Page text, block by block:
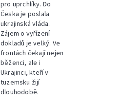
pro uprchlíky. Do
Česka je poslala
ukrajinská vláda.
Zájem o vyřízení
dokladů je velký. Ve
frontách čekají nejen
běženci, ale i
Ukrajinci, kteří v
tuzemsku žijí
dlouhodobě.